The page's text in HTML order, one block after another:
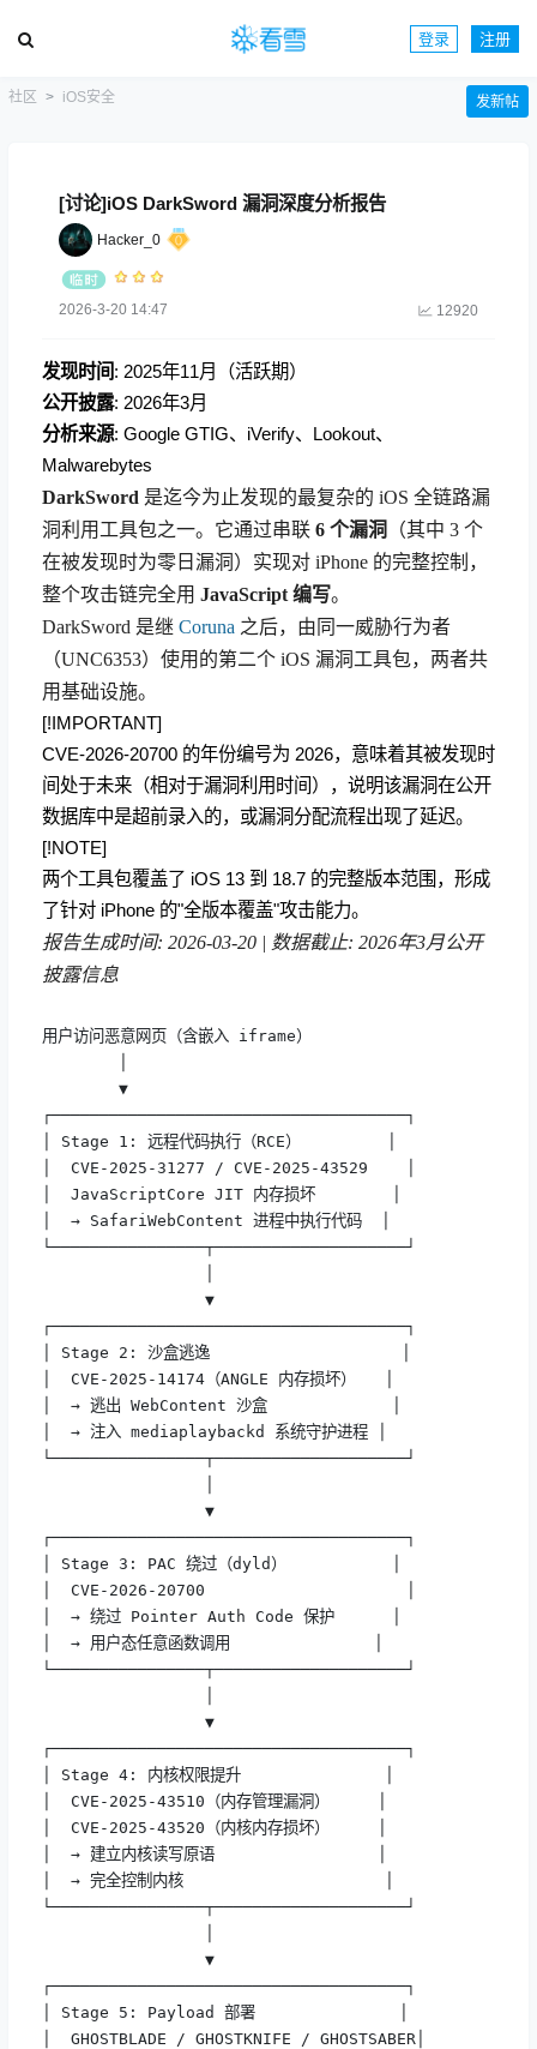
登录 注册
社区 iOS安全 发新帖
[讨论]iOS DarkSword 漏洞深度分析报告
Hacker_0
2026-3-20 14:47 12920
发现时间 : 2025年11月（活跃期）
公开披露: 2026年3月
分析来源: Google GTIG、iVerify、Lookout、
Malwarebytes
DarkSword 是迄今为止发现的最复杂的 iOS 全链路漏
洞利用工具包之一。它通过串联 6 个漏洞
（其中 3 个
在被发现时为零日漏洞）实现对 iPhone 的完整控制，
整个攻击链完全用 JavaScript 编写。
DarkSword 是继 Coruna 之后，由同一威胁行为者
（UNC6353）使用的第二个 iOS 漏洞工具包，两者共
用基础设施。
[!IMPORTANT]
CVE-2026-20700 的年份编号为 2026，意味着其被发现时
间处于未来（相对于漏洞利用时间），说明该漏洞在公开
数据库中是超前录入的，或漏洞分配流程出现了延迟。
[!NOTE]
两个工具包覆盖了 iOS 13 到 18.7 的完整版本范围，形成
了针对 iPhone 的"全版本覆盖"攻击能力。
报告生成时间: 2026-03-20 | 数据截止: 2026年3月公开
披露信息
用户访问恶意网页（含嵌入 iframe）
▼
┌─────────────────────────────────────┐
│ Stage 1: 远程代码执行（RCE）         │
│  CVE-2025-31277 / CVE-2025-43529    │
│  JavaScriptCore JIT 内存损坏        │
│  → SafariWebContent 进程中执行代码  │
└────────────────┬────────────────────┘
▼
┌─────────────────────────────────────┐
│ Stage 2: 沙盒逃逸                    │
│  CVE-2025-14174（ANGLE 内存损坏）   │
│  → 逃出 WebContent 沙盒             │
│  → 注入 mediaplaybackd 系统守护进程 │
└────────────────┬────────────────────┘
▼
┌─────────────────────────────────────┐
│ Stage 3: PAC 绕过（dyld）           │
│  CVE-2026-20700                     │
│  → 绕过 Pointer Auth Code 保护      │
│  → 用户态任意函数调用               │
└────────────────┬────────────────────┘
▼
┌─────────────────────────────────────┐
│ Stage 4: 内核权限提升               │
│  CVE-2025-43510（内存管理漏洞）     │
│  CVE-2025-43520（内核内存损坏）     │
│  → 建立内核读写原语                 │
│  → 完全控制内核                     │
└────────────────┬────────────────────┘
▼
┌─────────────────────────────────────┐
│ Stage 5: Payload 部署               │
│  GHOSTBLADE / GHOSTKNIFE / GHOSTSABER│